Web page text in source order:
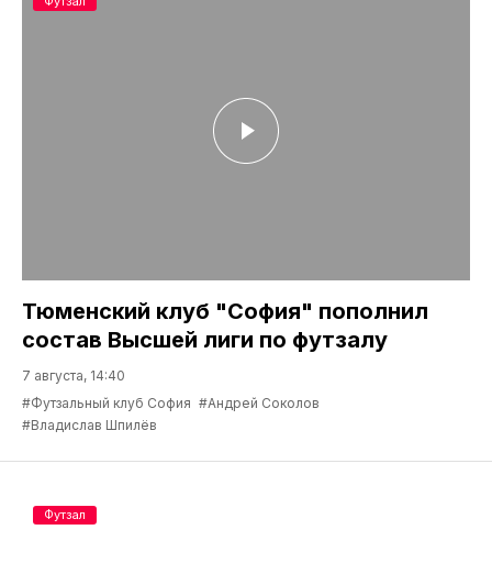
Тюменский клуб "София" пополнил
состав Высшей лиги по футзалу
7 августа, 14:40
#Футзальный клуб София #Андрей Соколов
#Владислав Шпилёв
Футзал